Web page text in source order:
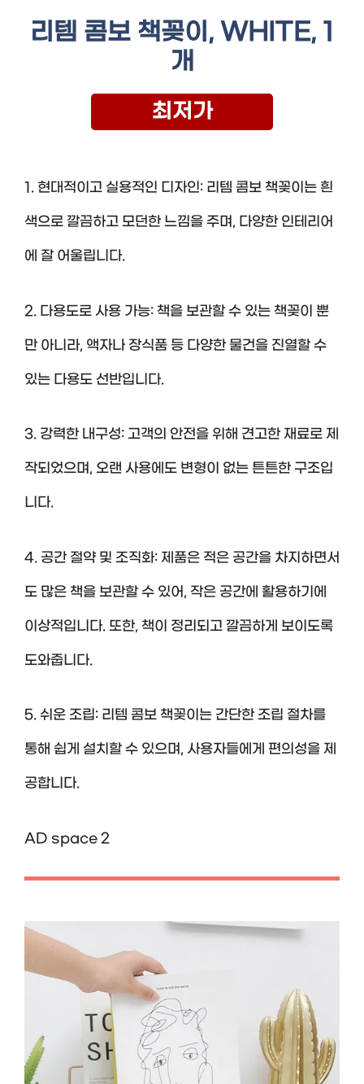
리템 콤보 책꽂이, WHITE, 1
개
최저가
1. 현대적이고 실용적인 디자인: 리템 콤보 책꽂이는 흰
색으로 깔끔하고 모던한 느낌을 주며, 다양한 인테리어
에 잘 어울립니다.
2. 다용도로 사용 가능: 책을 보관할 수 있는 책꽂이 뿐
만 아니라, 액자나 장식품 등 다양한 물건을 진열할 수
있는 다용도 선반입니다.
3. 강력한 내구성: 고객의 안전을 위해 견고한 재료로 제
작되었으며, 오랜 사용에도 변형이 없는 튼튼한 구조입
니다.
4. 공간 절약 및 조직화: 제품은 적은 공간을 차지하면서
도 많은 책을 보관할 수 있어, 작은 공간에 활용하기에
이상적입니다. 또한, 책이 정리되고 깔끔하게 보이도록
도와줍니다.
5. 쉬운 조립: 리템 콤보 책꽂이는 간단한 조립 절차를
통해 쉽게 설치할 수 있으며, 사용자들에게 편의성을 제
공합니다.
AD space 2